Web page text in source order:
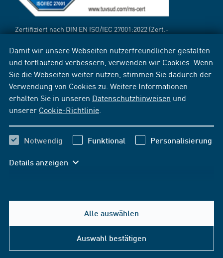
Damit wir unsere Webseiten nutzerfreundlicher gestalten
und fortlaufend verbessern, verwenden wir Cookies. Wenn
Sie die Webseiten weiter nutzen, stimmen Sie dadurch der
Verwendung von Cookies zu. Weitere Informationen
erhalten Sie in unseren Datenschutzhinweisen und
unserer Cookie-Richtlinie
Notwendig Funktional Personalisierung
Details anzeigen
Alle auswählen
Auswahl bestätigen
Zertifiziert nach DIN EN ISO/IEC 27001:2022 (Zert.-